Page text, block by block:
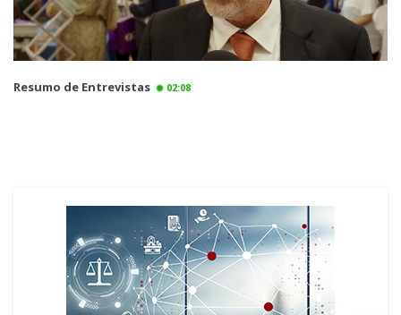
Resumo de Entrevistas 02:08